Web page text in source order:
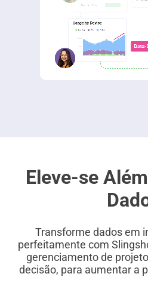
Eleve-se
Transforme dados em
perfeitamente com
gerenciamento de
decisão, para aumentar a